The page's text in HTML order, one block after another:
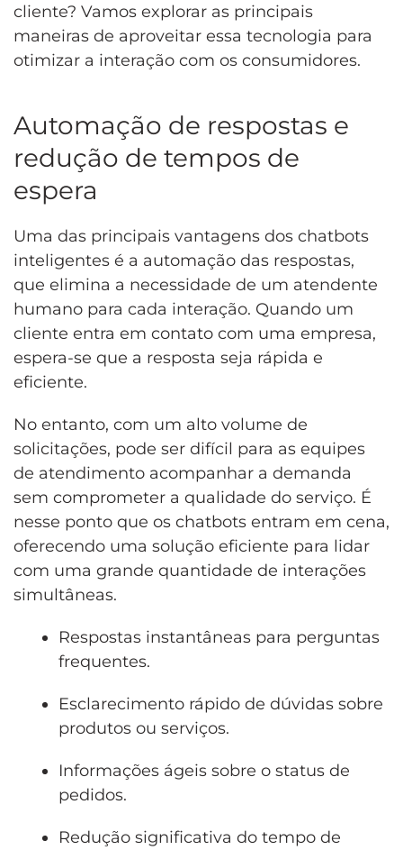
cliente? Vamos explorar as principais
maneiras de aproveitar essa tecnologia para
otimizar a interação com os consumidores.
Automação de respostas e
redução de tempos de
espera
Uma das principais vantagens dos chatbots
inteligentes é a automação das respostas,
que elimina a necessidade de um atendente
humano para cada interação. Quando um
cliente entra em contato com uma empresa,
espera-se que a resposta seja rápida e
eficiente.
No entanto, com um alto volume de
solicitações, pode ser difícil para as equipes
de atendimento acompanhar a demanda
sem comprometer a qualidade do serviço. É
nesse ponto que os chatbots entram em cena,
oferecendo uma solução eficiente para lidar
com uma grande quantidade de interações
simultâneas.
Respostas instantâneas para perguntas
frequentes.
Esclarecimento rápido de dúvidas sobre
produtos ou serviços.
Informações ágeis sobre o status de
pedidos.
Redução significativa do tempo de